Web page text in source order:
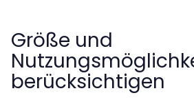
Größe und
berücksichtigen